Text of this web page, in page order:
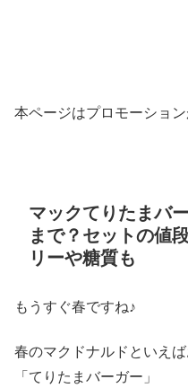
本ページはプロモーション
マックてりたまバ
まで？セットの値
リーや糖質も
もうすぐ春ですね♪
春のマクドナルドといえ
「てりたまバーガー」